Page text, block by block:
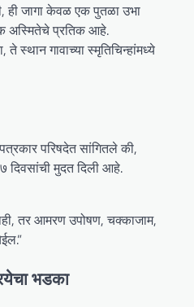
ही जागा केवळ एक पुतळा उभा
अस्मितेचे प्रतिक आहे.
स्थान गावाच्या स्मृतिचिन्हांमध्ये
परिषदेत सांगितले की,
दिवसांची मुदत दिली आहे.
तर आमरण उपोषण, चक्काजाम,
भडका